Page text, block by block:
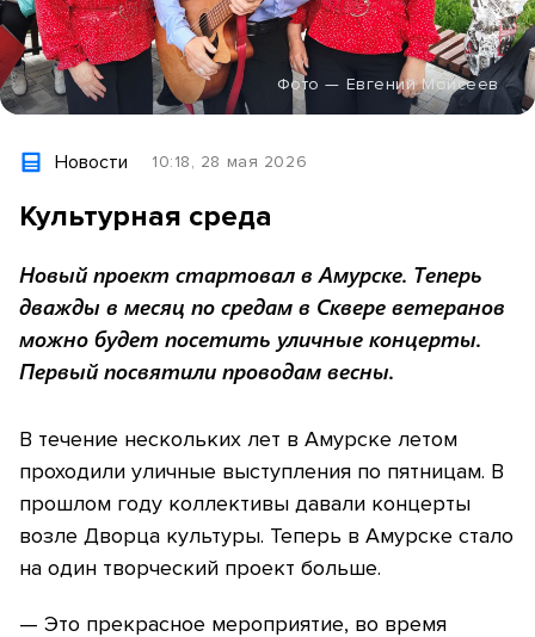
Фото — Евгений Моисеев
Новости 10:18, 28 мая 2026
Культурная среда
Новый проект стартовал в Амурске. Теперь
дважды в месяц по средам в Сквере ветеранов
можно будет посетить уличные концерты.
Первый посвятили проводам весны.
В течение нескольких лет в Амурске летом
проходили уличные выступления по пятницам. В
прошлом году коллективы давали концерты
возле Дворца культуры. Теперь в Амурске стало
на один творческий проект больше.
— Это прекрасное мероприятие, во время